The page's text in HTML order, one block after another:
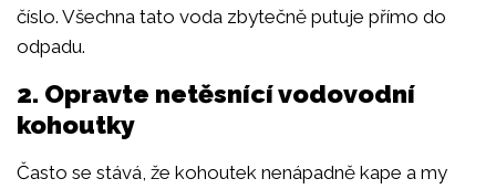
číslo. Všechna tato voda zbytečně putuje přímo do
odpadu.
2. Opravte netěsnící vodovodní
kohoutky
Často se stává, že kohoutek nenápadně kape a my